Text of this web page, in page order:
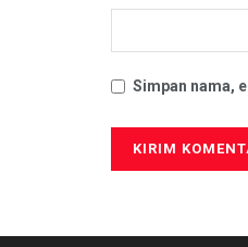
Simpan nama,